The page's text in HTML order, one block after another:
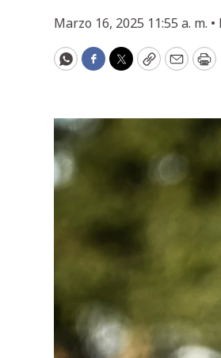
Marzo 16, 2025 11:55 a. m. •
WhatsApp
Facebook
Twitter
CopyEmail